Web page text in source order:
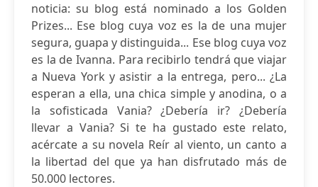
noticia: su blog está nominado a los Golden
Prizes... Ese blog cuya voz es la de una mujer
segura, guapa y distinguida... Ese blog cuya voz
es la de Ivanna. Para recibirlo tendrá que viajar
a Nueva York y asistir a la entrega, pero... ¿La
esperan a ella, una chica simple y anodina, o a
la sofisticada Vania? ¿Debería ir? ¿Debería
llevar a Vania? Si te ha gustado este relato,
acércate a su novela Reír al viento, un canto a
la libertad del que ya han disfrutado más de
50.000 lectores.